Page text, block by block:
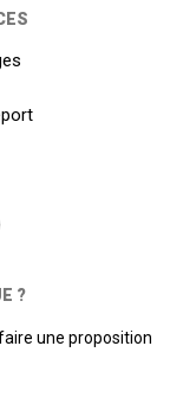
?
une proposition